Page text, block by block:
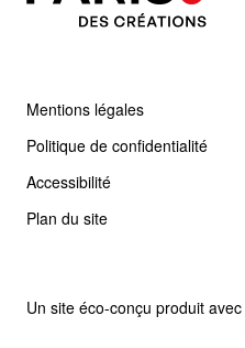
Mentions légales
Politique de confidentialité
Accessibilité
Plan du site
Un site éco-conçu produit avec